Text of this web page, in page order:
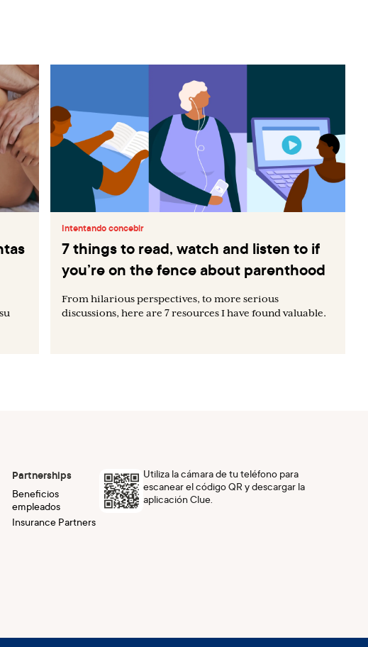
Intentando concebir
7 things to read, watch and listen to if
you’re on the fence about parenthood
From hilarious perspectives, to more serious
discussions, here are 7 resources I have found valuable.
Partnerships
Beneficios
empleados
Insurance Partners
Utiliza la cámara de tu teléfono para
escanear el código QR y descargar la
aplicación Clue.